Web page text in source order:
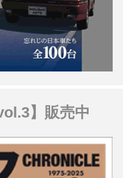
】販売中